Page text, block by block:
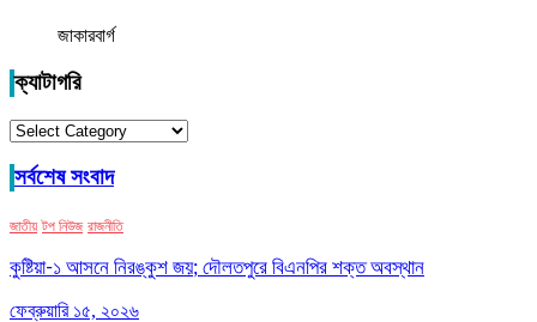
জাকারবার্গ
ক্যাটাগরি
ক্যাটাগরি
সর্বশেষ সংবাদ
জাতীয় টপ নিউজ রাজনীতি
কুষ্টিয়া-১ আসনে নিরঙ্কুশ জয়; দৌলতপুরে বিএনপির শক্ত অবস্থান
ফেব্রুয়ারি ১৫, ২০২৬